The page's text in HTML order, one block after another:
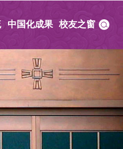
中国化成果 校友之窗